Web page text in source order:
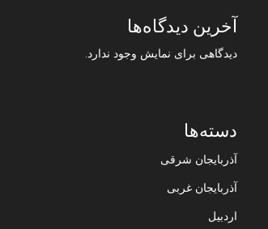
آخرین دیدگاه‌ها
دیدگاهی برای نمایش وجود ندارد.
دسته‌ها
آذربایجان شرقی
آذربایجان غربی
اردبیل